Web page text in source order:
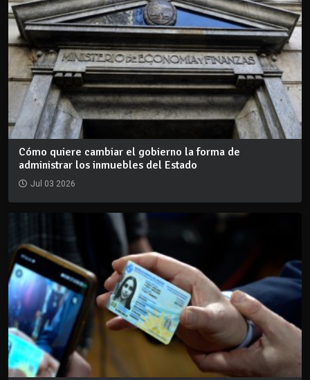
Cómo quiere cambiar el gobierno la forma de
administrar los inmuebles del Estado
Jul 03 2026